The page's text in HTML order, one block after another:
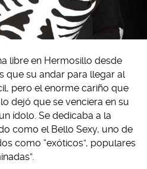
libre en Hermosillo desde
que su andar para llegar al
pero el enorme cariño que
dejó que se venciera en su
ídolo. Se dedicaba a la
como el Bello Sexy, uno de
como “exóticos”, populares